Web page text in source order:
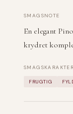
SMAGSNOTE
En elegant
krydret
SMAGSKARAKTER
FRUGTIG